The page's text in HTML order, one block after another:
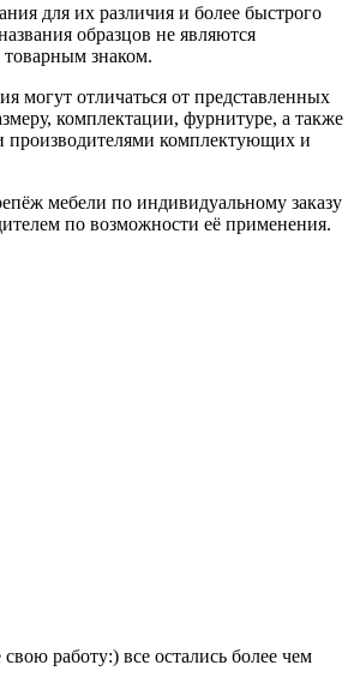
для их различия и более быстрого
образцов не являются
знаком.
могут отличаться от представленных
комплектации, фурнитуре, а также
производителями комплектующих и
мебели по индивидуальному заказу
по возможности её применения.
работу:) все остались более чем